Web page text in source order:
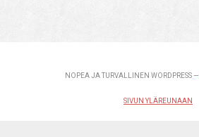
NOPEA JA TURVALLINEN WORDPRESS —
SIVUN YLÄREUNAAN